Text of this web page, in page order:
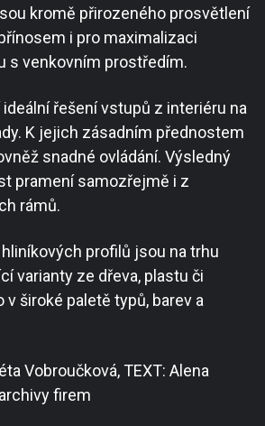
kromě přirozeného prosvětlení
i pro maximalizaci
s venkovním prostředím.
řešení vstupů z interiéru na
K jejich zásadním přednostem
snadné ovládání. Výsledný
pramení samozřejmě i z
rámů.
profilů jsou na trhu
varianty ze dřeva, plastu či
v široké paletě typů, barev a
Vobroučková, TEXT: Alena
firem